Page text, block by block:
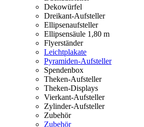
Dekowürfel
Dreikant-Aufsteller
Ellipsenaufsteller
Ellipsensäule 1,80 m
Flyerständer
Leichtplakate
Pyramiden-Aufsteller
Spendenbox
Theken-Aufsteller
Theken-Displays
Vierkant-Aufsteller
Zylinder-Aufsteller
Zubehör
Zubehör